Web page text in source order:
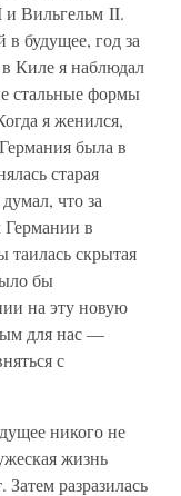
Вильгельм II.
будущее, год за
Киле я наблюдал
стальные формы
я женился,
была в
старая
что за
в
таилась скрытая
бы
на эту новую
для нас —
с
никого не
жизнь
разразилась